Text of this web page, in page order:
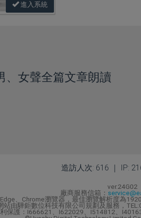
進入系統
、女聲全篇文章朗讀
造訪人次: 616 ｜ IP:
ver.24G02
廠商服務信箱：
、Chrome瀏覽器，最佳瀏覽解析度為
站由驊鉅數位科技有限公司規劃及服務，
保護：I666621、I622029、I514812、